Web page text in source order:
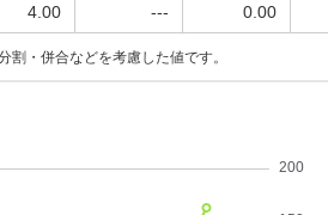
4.00 --- 0.00
割・併合などを考慮した値です。